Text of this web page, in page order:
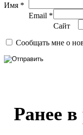
Имя *
Email *
Сайт
Сообщать мне о
Ранее в